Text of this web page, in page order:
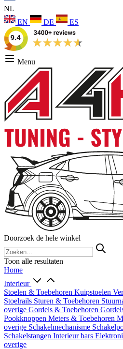
NL
EN
DE ES
Menu
Doorzoek de hele winkel
Toon alle resultaten
Home
Interieur
Stoelen & Toebehoren Kuipstoelen
Stoelrails Sturen & Toebehoren
overige Gordels & Toebehoren
Pookknoppen Meters & Toebehoren
overige Schakelmechanisme
Schakelstangen Interieur bars
overige